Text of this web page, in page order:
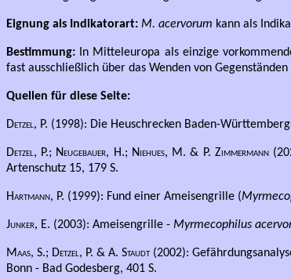
Eignung als Indikatorart: M. acervorum kann als
Bestimmung:
In Mitteleuropa als einzige
fast ausschließlich über das Wenden von
Quellen für diese Seite:
Detzel, P. (1998): Die Heuschrecken Baden-
Detzel, P.; Neugebauer, H.; Niehues, M. & P. Zimmermann
Artenschutz 15, 179 S.
Hartmann, P. (1999): Fund einer Ameisengrille (
Junker, E. (2003): Ameisengrille - Myrmecophilus
Maas, S.; Detzel, P. & A. Staudt(2002):
Bonn - Bad Godesberg, 401 S.